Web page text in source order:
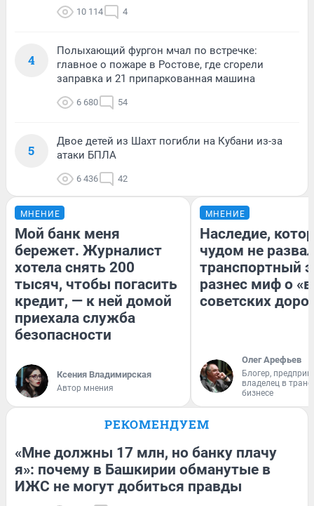
10 114 4
4
Полыхающий фургон мчал по встречке:
главное о пожаре в Ростове, где сгорели
заправка и 21 припаркованная машина
6 680 54
5
Двое детей из Шахт погибли на Кубани из-за
атаки БПЛА
6 436 42
МНЕНИЕ
Мой банк меня
бережет. Журналист
хотела снять 200
тысяч, чтобы погасить
кредит, — к ней домой
приехала служба
безопасности
Ксения Владимирская
Автор мнения
МНЕНИЕ
Наследие,
чудом не
транспортный
разнес миф о
советских
Олег Арефьев
Блогер,
владелец в
бизнесе
РЕКОМЕНДУЕМ
«Мне должны 17 млн, но банку плачу
я»: почему в Башкирии обманутые в
ИЖС не могут добиться правды